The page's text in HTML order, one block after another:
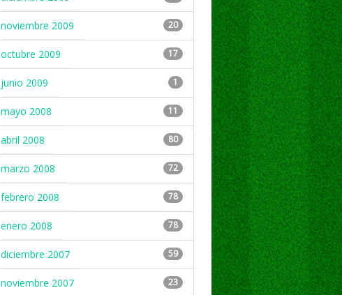
noviembre 2009 20
octubre 2009 17
junio 2009 1
mayo 2008 11
abril 2008 80
marzo 2008 72
febrero 2008 78
enero 2008 78
diciembre 2007 59
noviembre 2007 23